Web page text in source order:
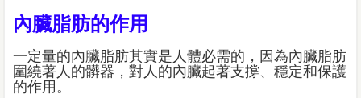
內臟脂肪的作用
一定量的內臟脂肪其實是人體必需的，因為內臟脂肪
圍繞著人的髒器，對人的內臟起著支撐、穩定和保護
的作用。